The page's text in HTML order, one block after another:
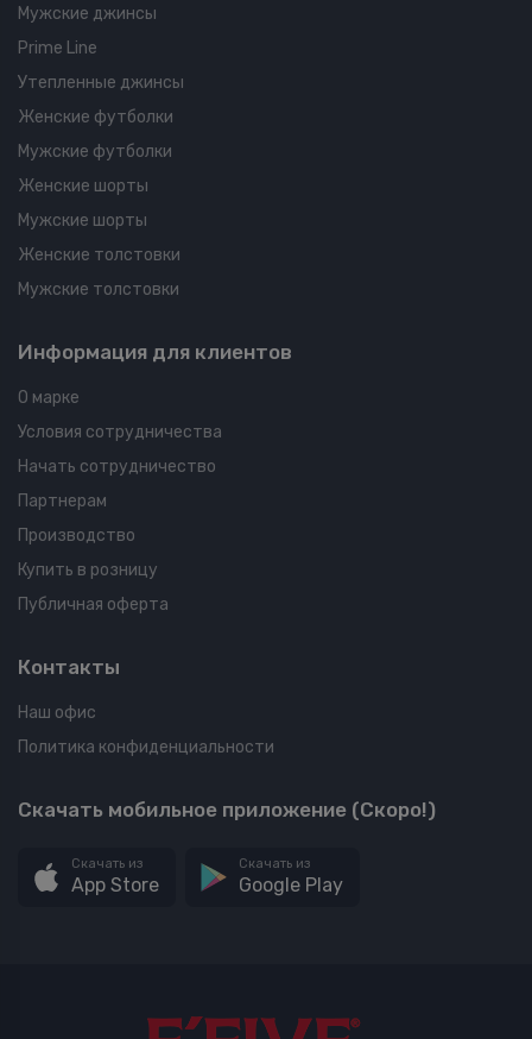
Мужские джинсы
Prime Line
Утепленные джинсы
Женские футболки
Мужские футболки
Женские шорты
Мужские шорты
Женские толстовки
Мужские толстовки
Информация для клиентов
О марке
Условия сотрудничества
Начать сотрудничество
Партнерам
Производство
Купить в розницу
Публичная оферта
Контакты
Наш офис
Политика конфиденциальности
Скачать мобильное приложение (Скоро!)
Скачать из
App Store
Скачать из
Google Play